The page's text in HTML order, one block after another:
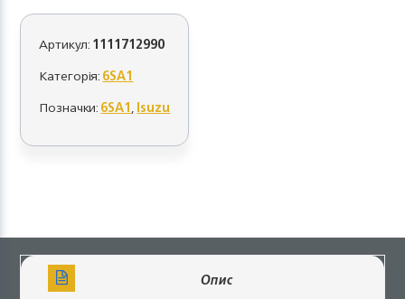
Артикул:1111712990
Категорія:6SA1
Позначки:6SA1,Isuzu
Опис